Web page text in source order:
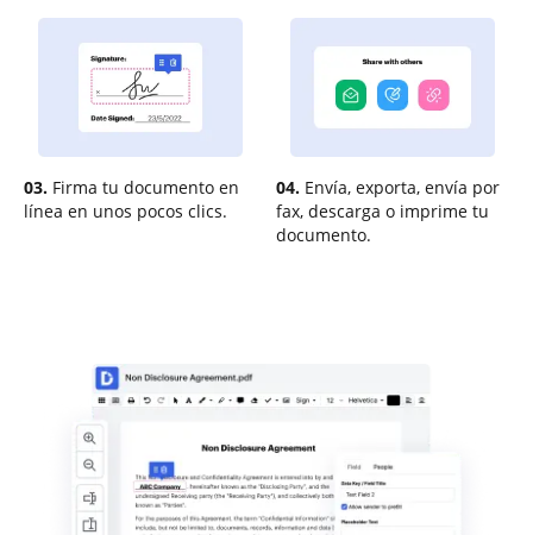
03. Firma tu documento en
línea en unos pocos clics.
04. Envía, exporta, envía por
fax, descarga o imprime tu
documento.